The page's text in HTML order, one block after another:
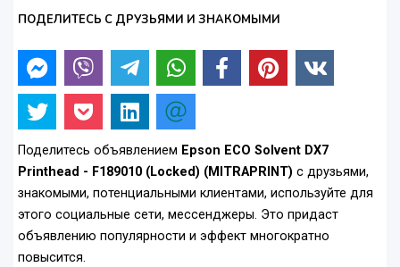
ПОДЕЛИТЕСЬ С ДРУЗЬЯМИ И ЗНАКОМЫМИ
Поделитесь объявлением Epson ECO Solvent DX7
Printhead - F189010 (Locked) (MITRAPRINT) с друзьями,
знакомыми, потенциальными клиентами, используйте для
этого социальные сети, мессенджеры. Это придаст
объявлению популярности и эффект многократно
повысится.